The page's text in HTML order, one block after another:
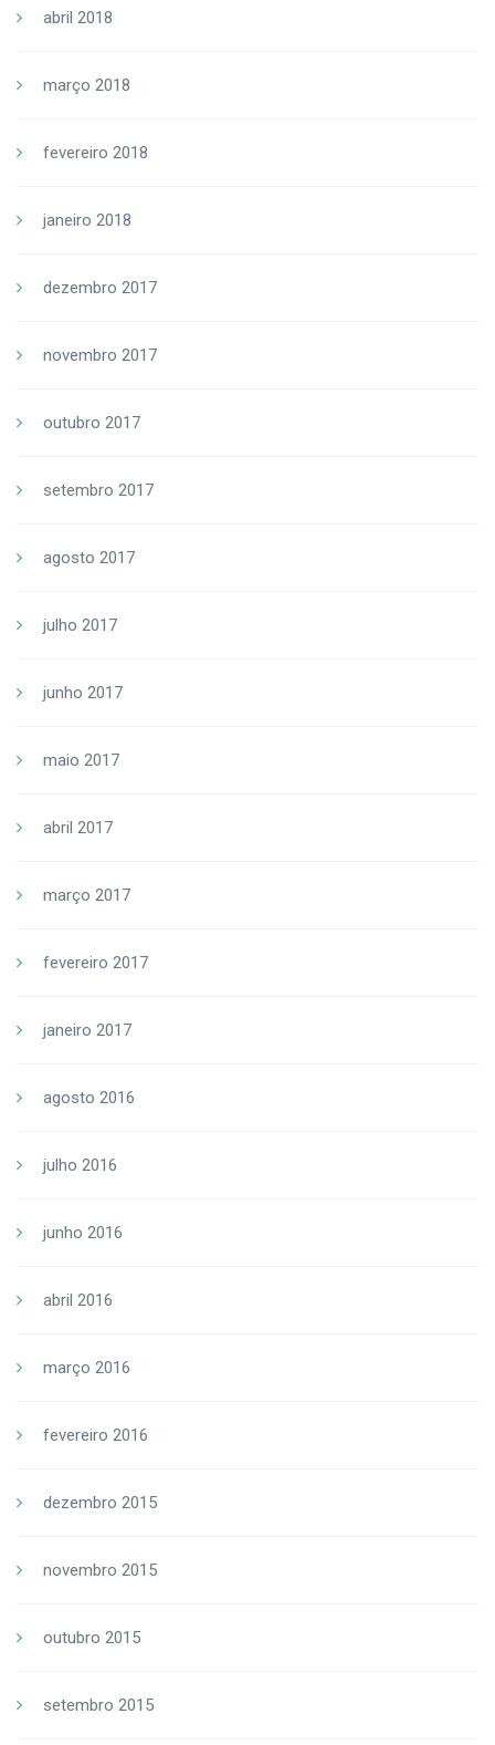
abril 2018
março 2018
fevereiro 2018
janeiro 2018
dezembro 2017
novembro 2017
outubro 2017
setembro 2017
agosto 2017
julho 2017
junho 2017
maio 2017
abril 2017
março 2017
fevereiro 2017
janeiro 2017
agosto 2016
julho 2016
junho 2016
abril 2016
março 2016
fevereiro 2016
dezembro 2015
novembro 2015
outubro 2015
setembro 2015